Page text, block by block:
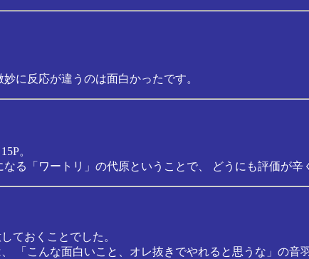
に反応が違うのは面白かったです。
。
る「ワートリ」の代原ということで、 どうにも評価が辛
ておくことでした。
「こんな面白いこと、オレ抜きでやれると思うな」の音羽